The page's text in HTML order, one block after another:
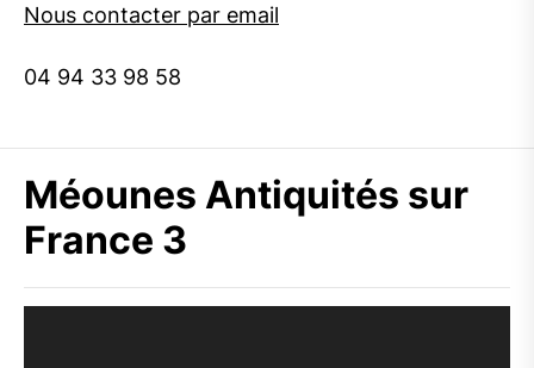
Nous contacter par email
04 94 33 98 58
Méounes Antiquités sur
France 3